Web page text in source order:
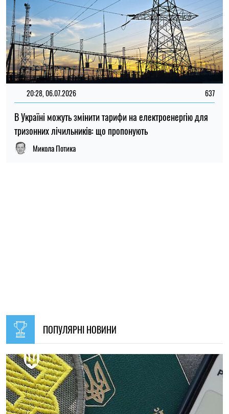
20:28, 06.07.2026 637
В Україні можуть змінити тарифи на електроенергію для
тризонних лічильників: що пропонують
Микола Потика
ПОПУЛЯРНІ НОВИНИ